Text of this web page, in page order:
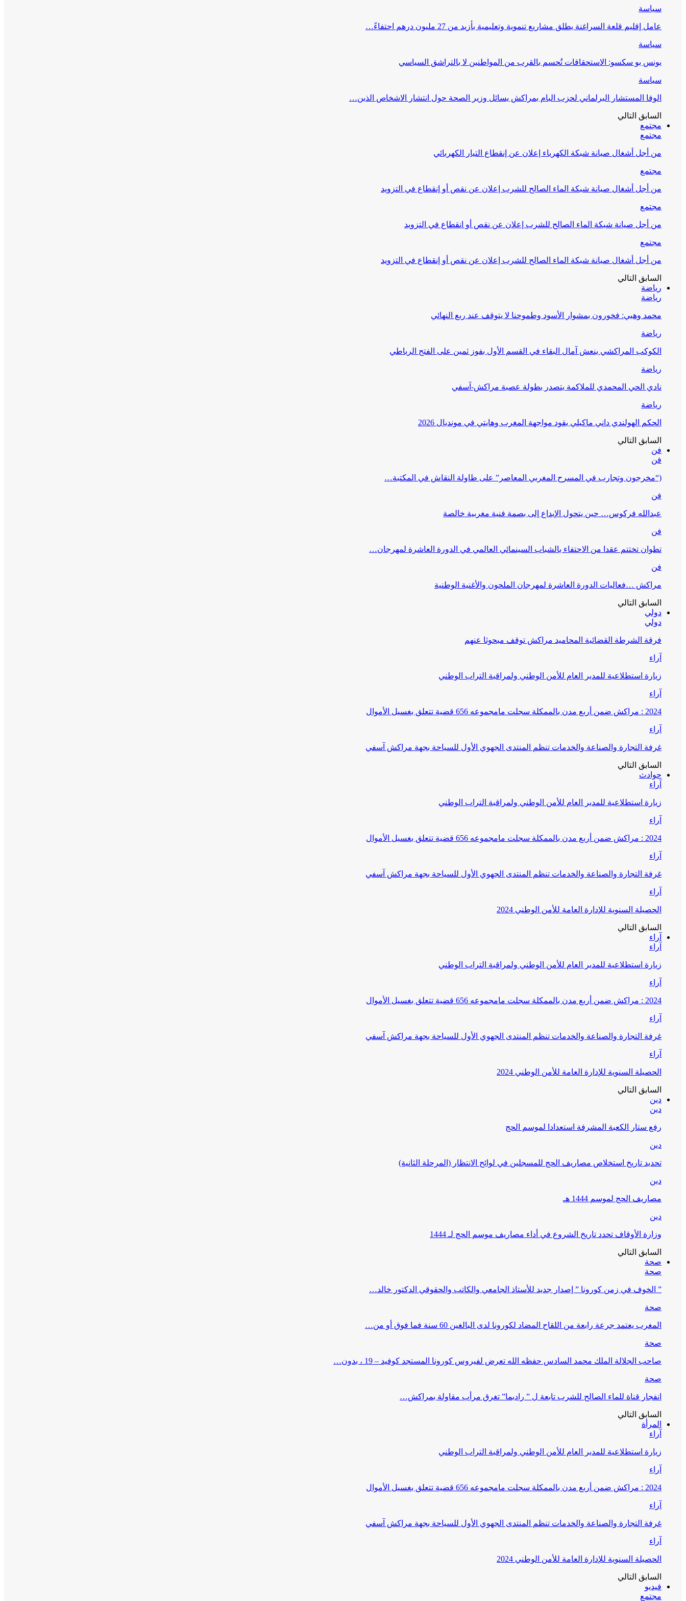
سياسة
عامل إقليم قلعة السراغنة يطلق مشاريع تنموية وتعليمية بأزيد من 27 مليون درهم احتفاءً…
سياسة
يونس بو سكسو: الاستحقاقات تُحسم بالقرب من المواطنين لا بالتراشق السياسي
سياسة
الوفا المستشار البرلماني لحزب البام بمراكش يسائل وزير الصحة حول انتشار الاشخاص الذين…
السابق التالي
مجتمع
مجتمع
من أجل أشغال صيانة شبكة الكهرباء إعلان عن إنقطاع التيار الكهربائي
مجتمع
من أجل أشغال صيانة شبكة الماء الصالح للشرب إعلان عن نقص أو إنقطاع في التزويد
مجتمع
من أجل صيانة شبكة الماء الصالح للشرب إعلان عن نقص أو انقطاع في التزويد
مجتمع
من أجل أشغال صيانة شبكة الماء الصالح للشرب إعلان عن نقص أو إنقطاع في التزويد
السابق التالي
رياضة
رياضة
محمد وهبي: فخورون بمشوار الأسود وطموحنا لا يتوقف عند ربع النهائي
رياضة
الكوكب المراكشي ينعش آمال البقاء في القسم الأول بفوز ثمين على الفتح الرباطي
رياضة
نادي الحي المحمدي للملاكمة يتصدر بطولة عصبة مراكش-آسفي
رياضة
الحكم الهولندي داني ماكيلي يقود مواجهة المغرب وهايتي في مونديال 2026
السابق التالي
فن
فن
(“مخرجون وتجارب في المسرح المغربي المعاصر” على طاولة النقاش في المكتبة…
فن
عبدالله فركوس… حين يتحول الإبداع إلى بصمة فنية مغربية خالصة
فن
تطوان تختتم عقدا من الاحتفاء بالشباب السينمائي العالمي في الدورة العاشرة لمهرجان…
فن
مراكش …فعاليات الدورة العاشرة لمهرجان الملحون والأغنية الوطنية
السابق التالي
دولي
دولي
فرقة الشرطة القضائية المحاميد مراكش توقف مبحوثا عنهم
آراء
زيارة استطلاعية للمدير العام للأمن الوطني ولمراقبة التراب الوطني
آراء
2024 : مراكش ضمن أربع مدن بالممكلة سجلت مامجموعه 656 قضية تتعلق بغسيل الأموال
آراء
غرفة التجارة والصناعة والخدمات تنظم المنتدى الجهوي الأول للسياحة بجهة مراكش آسفي
السابق التالي
حوادث
آراء
زيارة استطلاعية للمدير العام للأمن الوطني ولمراقبة التراب الوطني
آراء
2024 : مراكش ضمن أربع مدن بالممكلة سجلت مامجموعه 656 قضية تتعلق بغسيل الأموال
آراء
غرفة التجارة والصناعة والخدمات تنظم المنتدى الجهوي الأول للسياحة بجهة مراكش آسفي
آراء
الحصيلة السنوية للإدارة العامة للأمن الوطني 2024
السابق التالي
آراء
آراء
زيارة استطلاعية للمدير العام للأمن الوطني ولمراقبة التراب الوطني
آراء
2024 : مراكش ضمن أربع مدن بالممكلة سجلت مامجموعه 656 قضية تتعلق بغسيل الأموال
آراء
غرفة التجارة والصناعة والخدمات تنظم المنتدى الجهوي الأول للسياحة بجهة مراكش آسفي
آراء
الحصيلة السنوية للإدارة العامة للأمن الوطني 2024
السابق التالي
دين
دين
رفع ستار الكعبة المشرفة استعدادا لموسم الحج
دين
تحديد تاريخ استخلاص مصاريف الحج للمسجلين في لوائح الانتظار (المرحلة الثانية)
دين
مصاريف الحج لموسم 1444 هـ
دين
وزارة الأوقاف تحدد تاريخ الشروع في أداء مصاريف موسم الحج لـ 1444
السابق التالي
صحة
صحة
” الخوف في زمن كورونا ” إصدار جديد للأستاذ الجامعي والكاتب والحقوقي الدكتور خالد…
صحة
المغرب يعتمد جرعة رابعة من اللقاح المضاد لكورونا لدى البالغين 60 سنة فما فوق أو من…
صحة
صاحب الجلالة الملك محمد السادس حفظه الله تعرض لفيروس كورونا المستجد كوفيد – 19 ، بدون…
صحة
انفجار قناة للماء الصالح للشرب تابعة ل ” راديما” تغرق مرأب مقاولة بمراكش…
السابق التالي
المرأة
آراء
زيارة استطلاعية للمدير العام للأمن الوطني ولمراقبة التراب الوطني
آراء
2024 : مراكش ضمن أربع مدن بالممكلة سجلت مامجموعه 656 قضية تتعلق بغسيل الأموال
آراء
غرفة التجارة والصناعة والخدمات تنظم المنتدى الجهوي الأول للسياحة بجهة مراكش آسفي
آراء
الحصيلة السنوية للإدارة العامة للأمن الوطني 2024
السابق التالي
فيديو
مجتمع